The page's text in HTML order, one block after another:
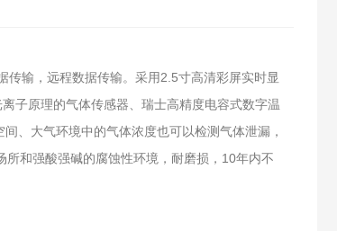
输，远程数据传输。采用2.5寸高清彩屏实时显
子原理的气体传感器、瑞士高精度电容式数字温
、大气环境中的气体浓度也可以检测气体泄漏，
和强酸强碱的腐蚀性环境，耐磨损，10年内不